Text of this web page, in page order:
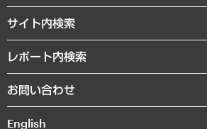
まちづくり・観光・交通・スポーツ・スマートシティ
自然資源・農林水産業・食料システム
受託・受注実績（官公庁関連）
メディア掲載・出演
沿革
組織図・本部部室紹介
インドネシア現地法人
お知らせ
サイト内検索
レポート内検索
お問い合わせ
English